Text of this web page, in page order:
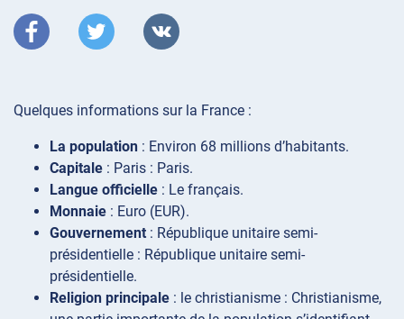
Quelques informations sur la France :
La population : Environ 68 millions d’habitants.
Capitale : Paris : Paris.
Langue officielle : Le français.
Monnaie : Euro (EUR).
Gouvernement : République unitaire semi-
présidentielle : République unitaire semi-
présidentielle.
Religion principale : le christianisme : Christianisme,